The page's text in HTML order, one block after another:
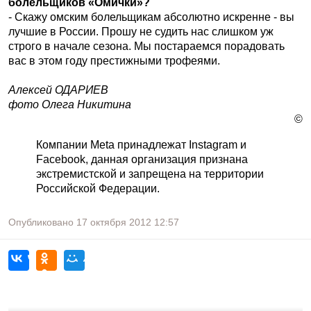
болельщиков «Омички»?
- Скажу омским болельщикам абсолютно искренне - вы
лучшие в России. Прошу не судить нас слишком уж
строго в начале сезона. Мы постараемся порадовать
вас в этом году престижными трофеями.
Алексей ОДАРИЕВ
фото Олега Никитина
©
Компании Meta принадлежат Instagram и
Facebook, данная организация признана
экстремистской и запрещена на территории
Российской Федерации.
Опубликовано 17 октября 2012 12:57